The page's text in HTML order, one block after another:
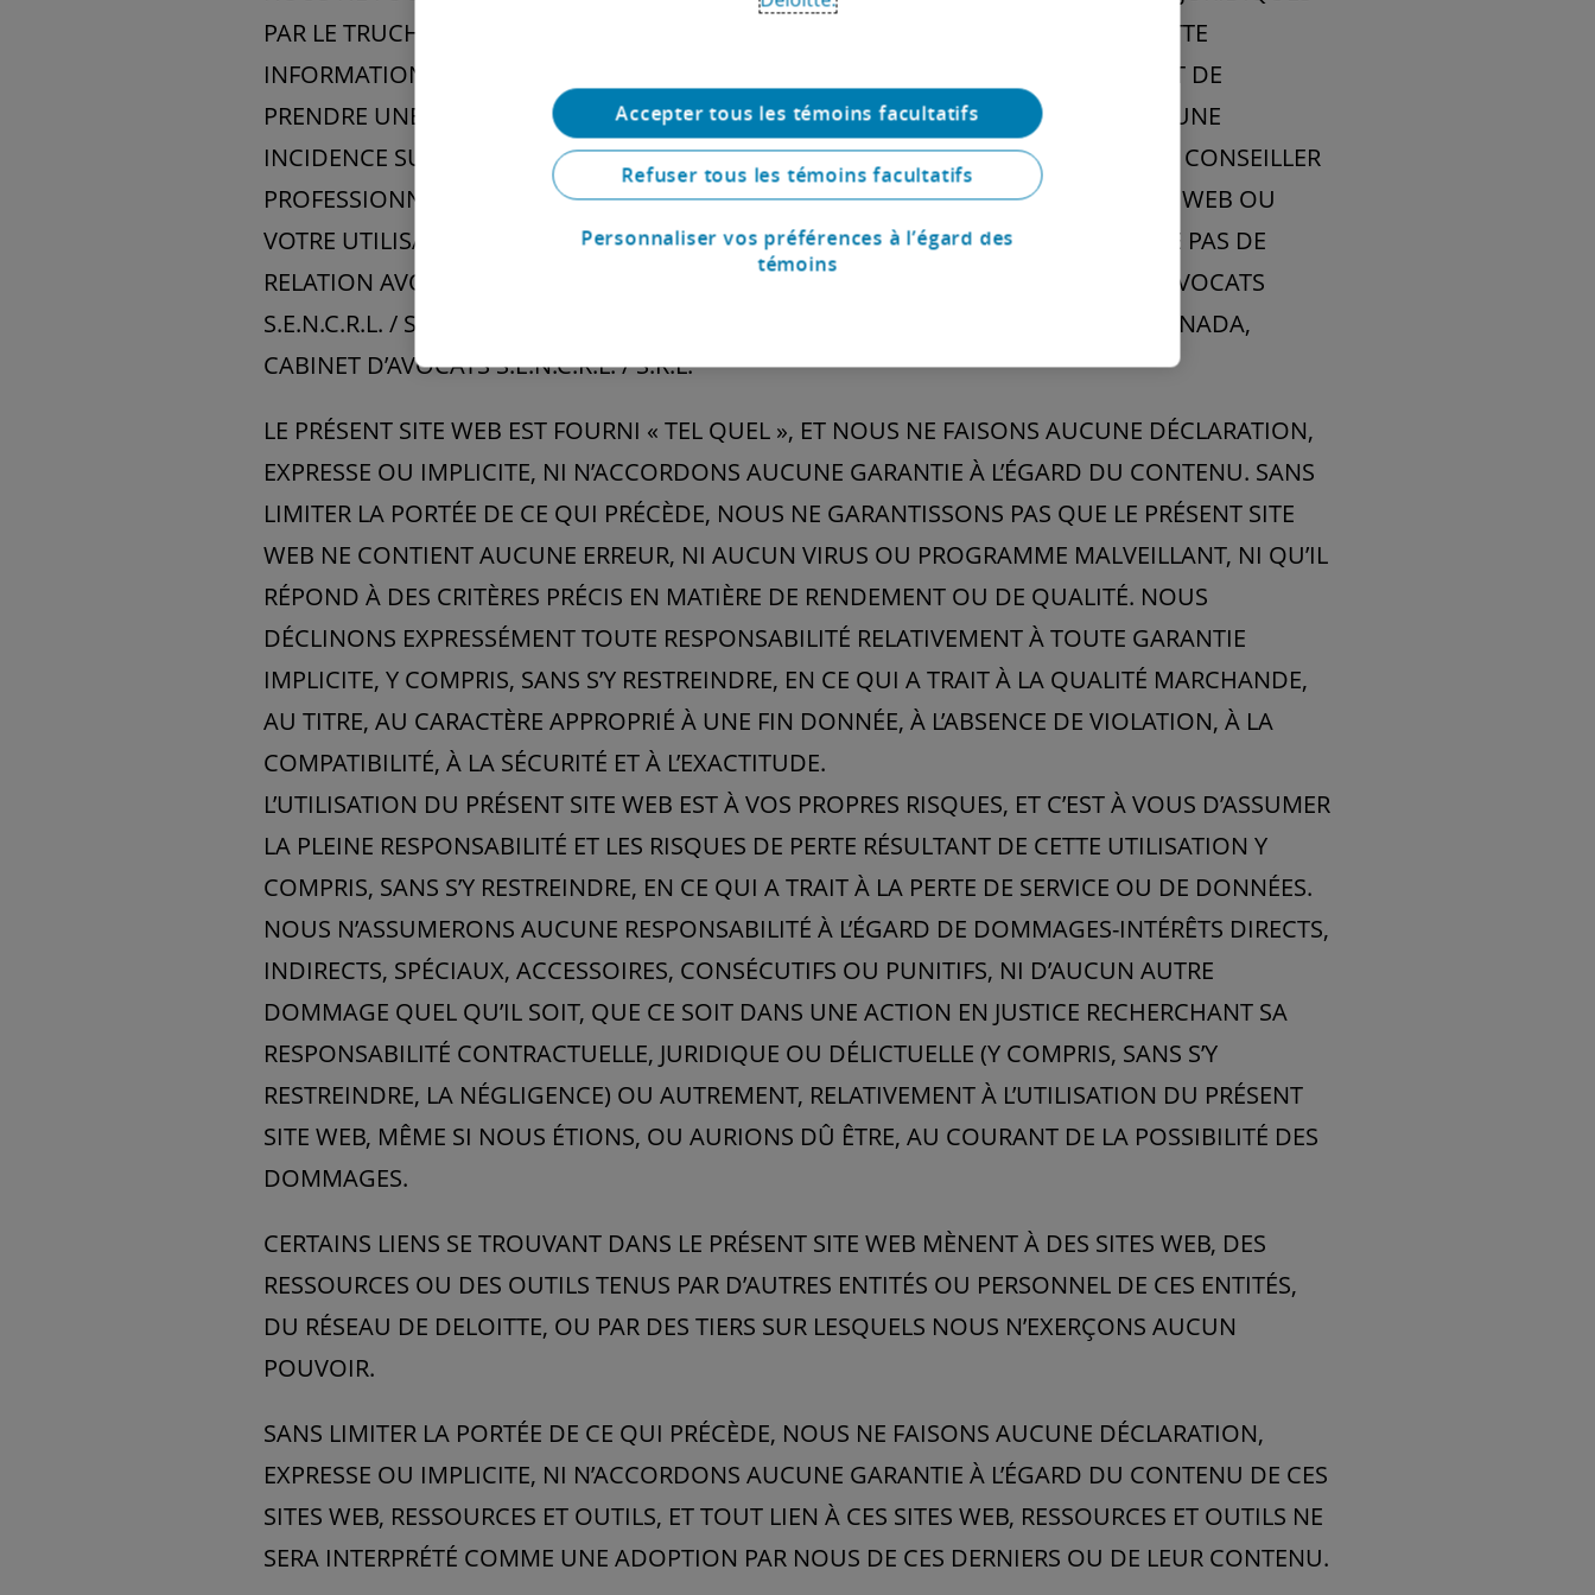
PAR LE TRUCHEMENT DU PRÉSENT SITE WEB. VOUS NE DEVEZ PAS VOUS FIER À CETTE
INFORMATION, NI AGIR OU VOUS ABSTENIR D’AGIR EN VOUS EN INSPIRANT. AVANT DE
PRENDRE UNE DÉCISION OU DE PRENDRE DES MESURES QUI POURRAIENT AVOIR UNE
INCIDENCE SUR VOS FINANCES OU VOS ACTIVITÉS, VOUS DEVRIEZ CONSULTER UN CONSEILLER
PROFESSIONNEL QUALIFIÉ. LA PRÉSENTATION DE RENSEIGNEMENTS DANS CE SITE WEB OU
VOTRE UTILISATION DE CES RENSEIGNEMENTS OU LE FAIT DE VOUS Y FIER NE CRÉE PAS DE
RELATION AVOCAT-CLIENT ENTRE VOUS ET DELOITTE LEGAL CANADA, CABINET D’AVOCATS
S.E.N.C.R.L. / S.R.L. OU ENTRE VOUS ET UN PROFESSIONNEL DE DELOITTE LEGAL CANADA,
CABINET D’AVOCATS S.E.N.C.R.L. / S.R.L.
LE PRÉSENT SITE WEB EST FOURNI « TEL QUEL », ET NOUS NE FAISONS AUCUNE DÉCLARATION,
EXPRESSE OU IMPLICITE, NI N’ACCORDONS AUCUNE GARANTIE À L’ÉGARD DU CONTENU. SANS
LIMITER LA PORTÉE DE CE QUI PRÉCÈDE, NOUS NE GARANTISSONS PAS QUE LE PRÉSENT SITE
WEB NE CONTIENT AUCUNE ERREUR, NI AUCUN VIRUS OU PROGRAMME MALVEILLANT, NI QU’IL
RÉPOND À DES CRITÈRES PRÉCIS EN MATIÈRE DE RENDEMENT OU DE QUALITÉ. NOUS
DÉCLINONS EXPRESSÉMENT TOUTE RESPONSABILITÉ RELATIVEMENT À TOUTE GARANTIE
IMPLICITE, Y COMPRIS, SANS S’Y RESTREINDRE, EN CE QUI A TRAIT À LA QUALITÉ MARCHANDE,
AU TITRE, AU CARACTÈRE APPROPRIÉ À UNE FIN DONNÉE, À L’ABSENCE DE VIOLATION, À LA
COMPATIBILITÉ, À LA SÉCURITÉ ET À L’EXACTITUDE.
L’UTILISATION DU PRÉSENT SITE WEB EST À VOS PROPRES RISQUES, ET C’EST À VOUS D’ASSUMER
LA PLEINE RESPONSABILITÉ ET LES RISQUES DE PERTE RÉSULTANT DE CETTE UTILISATION Y
COMPRIS, SANS S’Y RESTREINDRE, EN CE QUI A TRAIT À LA PERTE DE SERVICE OU DE DONNÉES.
NOUS N’ASSUMERONS AUCUNE RESPONSABILITÉ À L’ÉGARD DE DOMMAGES-INTÉRÊTS DIRECTS,
INDIRECTS, SPÉCIAUX, ACCESSOIRES, CONSÉCUTIFS OU PUNITIFS, NI D’AUCUN AUTRE
DOMMAGE QUEL QU’IL SOIT, QUE CE SOIT DANS UNE ACTION EN JUSTICE RECHERCHANT SA
RESPONSABILITÉ CONTRACTUELLE, JURIDIQUE OU DÉLICTUELLE (Y COMPRIS, SANS S’Y
RESTREINDRE, LA NÉGLIGENCE) OU AUTREMENT, RELATIVEMENT À L’UTILISATION DU PRÉSENT
SITE WEB, MÊME SI NOUS ÉTIONS, OU AURIONS DÛ ÊTRE, AU COURANT DE LA POSSIBILITÉ DES
DOMMAGES.
CERTAINS LIENS SE TROUVANT DANS LE PRÉSENT SITE WEB MÈNENT À DES SITES WEB, DES
RESSOURCES OU DES OUTILS TENUS PAR D’AUTRES ENTITÉS OU PERSONNEL DE CES ENTITÉS,
DU RÉSEAU DE DELOITTE, OU PAR DES TIERS SUR LESQUELS NOUS N’EXERÇONS AUCUN
POUVOIR.
SANS LIMITER LA PORTÉE DE CE QUI PRÉCÈDE, NOUS NE FAISONS AUCUNE DÉCLARATION,
EXPRESSE OU IMPLICITE, NI N’ACCORDONS AUCUNE GARANTIE À L’ÉGARD DU CONTENU DE CES
SITES WEB, RESSOURCES ET OUTILS, ET TOUT LIEN À CES SITES WEB, RESSOURCES ET OUTILS NE
SERA INTERPRÉTÉ COMME UNE ADOPTION PAR NOUS DE CES DERNIERS OU DE LEUR CONTENU.
Accepter tous les témoins facultatifs
Refuser tous les témoins facultatifs
Personnaliser vos préférences à l’égard des
témoins